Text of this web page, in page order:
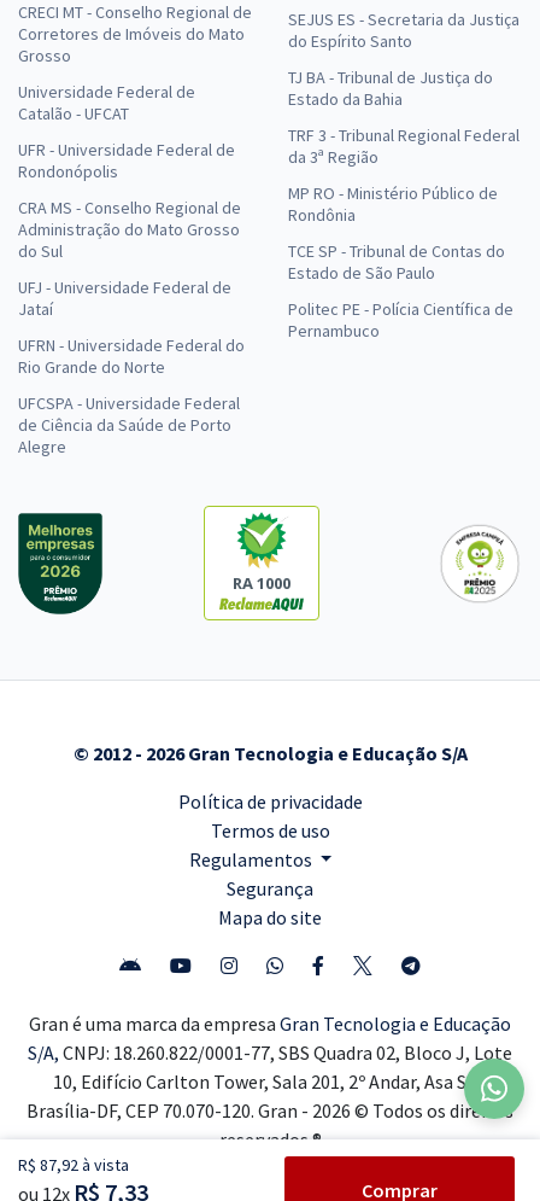
R$ 87,92 à vista
ou 12x R$ 7,33 Comprar
CRECI MT - Conselho Regional de
Corretores de Imóveis do Mato
Grosso
Universidade Federal de
Catalão - UFCAT
UFR - Universidade Federal de
Rondonópolis
CRA MS - Conselho Regional de
Administração do Mato Grosso
do Sul
UFJ - Universidade Federal de
Jataí
UFRN - Universidade Federal do
Rio Grande do Norte
UFCSPA - Universidade Federal
de Ciência da Saúde de Porto
Alegre
SEJUS ES - Secretaria da Justiça
do Espírito Santo
TJ BA - Tribunal de Justiça do
Estado da Bahia
TRF 3 - Tribunal Regional Federal
da 3ª Região
MP RO - Ministério Público de
Rondônia
TCE SP - Tribunal de Contas do
Estado de São Paulo
Politec PE - Polícia Científica de
Pernambuco
RA 1000
© 2012 - 2026 Gran Tecnologia e Educação S/A
Política de privacidade
Termos de uso
Regulamentos
Segurança
Mapa do site
Gran é uma marca da empresa Gran Tecnologia e Educação
S/A, CNPJ: 18.260.822/0001-77, SBS Quadra 02, Bloco J, Lote
10, Edifício Carlton Tower, Sala 201, 2º Andar, Asa Sul,
Brasília-DF, CEP 70.070-120. Gran - 2026 © Todos os direitos
reservados ®